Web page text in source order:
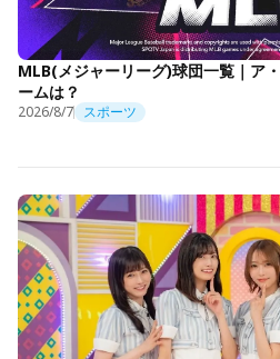
MLB(メジャーリーグ)球団一覧｜ア
ームは？
2026/8/7 スポーツ